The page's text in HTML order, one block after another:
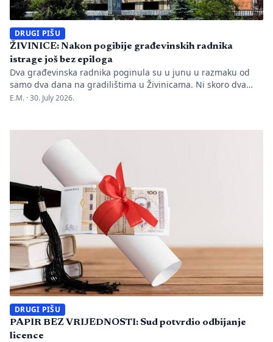
DRUGI PIŠU
ŽIVINICE: Nakon pogibije građevinskih radnika
istrage još bez epiloga
Dva građevinska radnika poginula su u junu u razmaku od
samo dva dana na gradilištima u Živinicama. Ni skoro dva
mjeseca kasnije javnosti nisu poznati uzroci nesreća, niti je
Mahmutović Dok Tužilaštvo Tuzlanskog kantona sprovodi
istrage, odgovornost […]
E.M. ·30. July 2026.
DRUGI PIŠU
PAPIR BEZ VRIJEDNOSTI: Sud potvrdio odbijanje
licence